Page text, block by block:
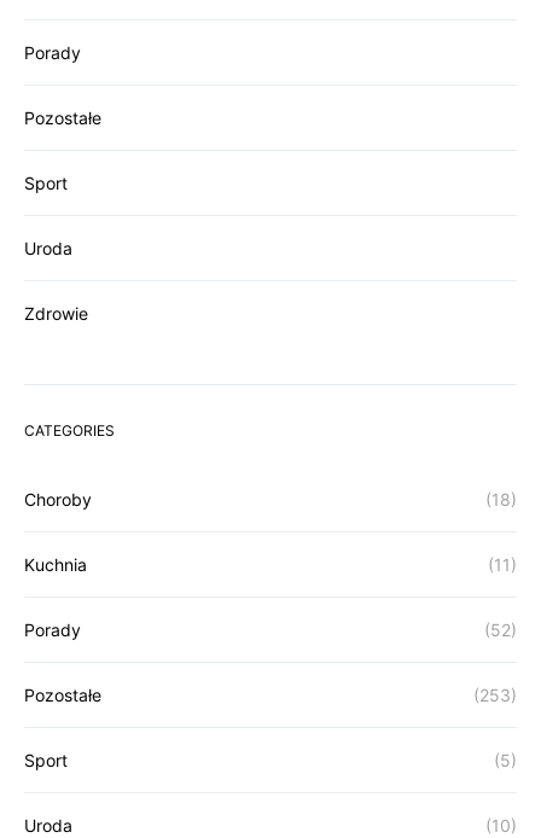
Porady
Pozostałe
Sport
Uroda
Zdrowie
CATEGORIES
Choroby (18)
Kuchnia (11)
Porady (52)
Pozostałe (253)
Sport (5)
Uroda (10)